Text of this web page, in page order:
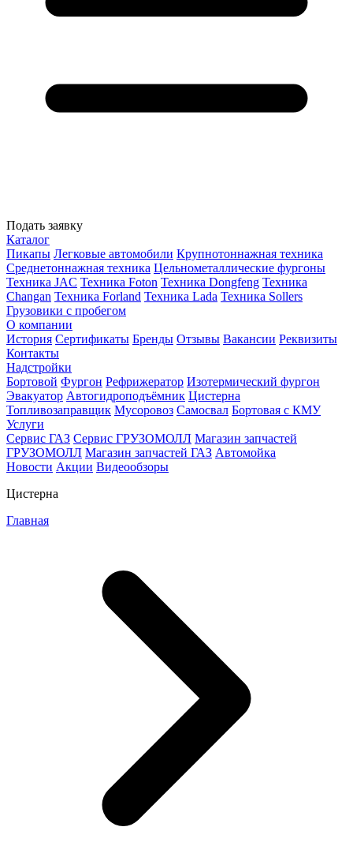
Подать заявку
Каталог
Пикапы Легковые автомобили Крупнотоннажная техника
Среднетоннажная техника Цельнометаллические фургоны
Техника JAC Техника Foton Техника Dongfeng Техника
Changan Техника Forland Техника Lada Техника Sollers
Грузовики с пробегом
О компании
История Сертификаты Бренды Отзывы Вакансии Реквизиты
Контакты
Надстройки
Бортовой Фургон Рефрижератор Изотермический фургон
Эвакуатор Автогидроподъёмник Цистерна
Топливозаправщик Мусоровоз Самосвал Бортовая с КМУ
Услуги
Сервис ГАЗ Сервис ГРУЗОМОЛЛ Магазин запчастей
ГРУЗОМОЛЛ Магазин запчастей ГАЗ Автомойка
Новости Акции Видеообзоры
Цистерна
Главная